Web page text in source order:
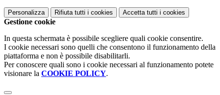
Personalizza Rifiuta tutti i cookies Accetta tutti i cookies
Gestione cookie
In questa schermata è possibile scegliere quali cookie consentire.
I cookie necessari sono quelli che consentono il funzionamento della
piattaforma e non è possibile disabilitarli.
Per conoscere quali sono i cookie necessari al funzionamento potete
visionare la COOKIE POLICY.